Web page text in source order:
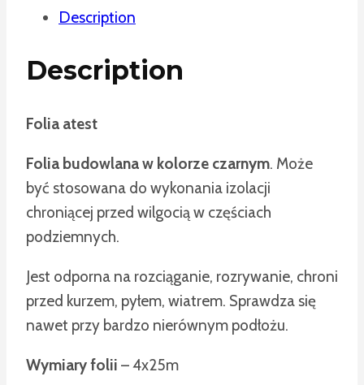
Description
Description
Folia atest
Folia budowlana w kolorze czarnym. Może
być stosowana do wykonania izolacji
chroniącej przed wilgocią w częściach
podziemnych.
Jest odporna na rozciąganie, rozrywanie, chroni
przed kurzem, pyłem, wiatrem. Sprawdza się
nawet przy bardzo nierównym podłożu.
Wymiary folii – 4x25m